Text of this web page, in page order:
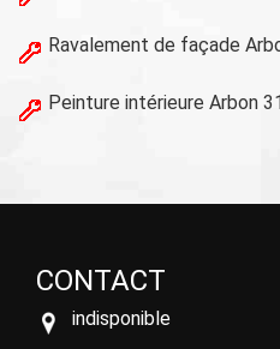
Ravalement de façade
Peinture intérieure Arbon
CONTACT
indisponible